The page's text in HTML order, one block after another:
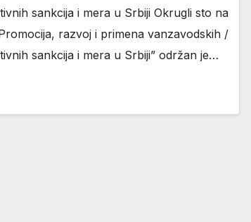
sankcija i mera u Srbiji Okrugli sto na
razvoj i primena vanzavodskih /
sankcija i mera u Srbiji” održan je…